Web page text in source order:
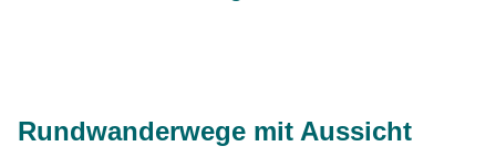
Rundwanderwege mit Aussicht